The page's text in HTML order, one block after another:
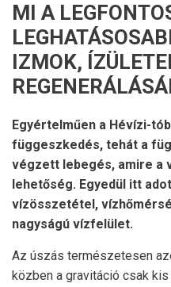
MI A
IZMOK,
Egyértelműen a Hévízi-
függeszkedés, tehát a
végzett lebegés, amire a
lehetőség. Egyedül itt
vízösszetétel,
nagyságú vízfelület.
Az úszás természetesen
közben a gravitáció csak